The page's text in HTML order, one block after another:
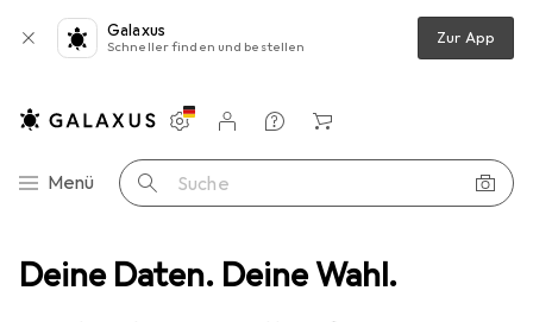
Deine Daten. Deine Wahl.
Galaxus
Schneller finden und bestellen Zur App
Navigation nach Kategorien
Menü Suche
Einstellungen
Kundenkonto
Vergleichslisten
Merklisten
Warenkorb
Arbeitsbekleidung Arbeitshose Planam Bundhose